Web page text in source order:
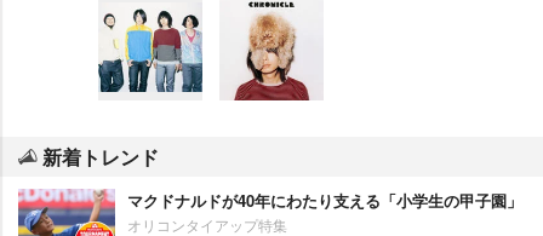
新着トレンド
マクドナルドが40年にわたり支える「小学生の甲子園」
オリコンタイアップ特集